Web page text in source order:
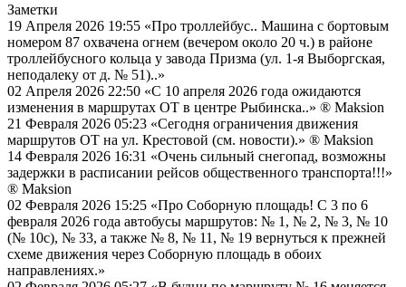
Заметки
19 Апреля 2026 19:55 «Про троллейбус.. Машина с бортовым
номером 87 охвачена огнем (вечером около 20 ч.) в районе
троллейбусного кольца у завода Призма (ул. 1-я Выборгская,
неподалеку от д. № 51)..»
02 Апреля 2026 22:50 «С 10 апреля 2026 года ожидаются
изменения в маршрутах ОТ в центре Рыбинска..» ® Maksion
21 Февраля 2026 05:23 «Сегодня ограничения движения
маршрутов ОТ на ул. Крестовой (см. новости).» ® Maksion
14 Февраля 2026 16:31 «Очень сильный снегопад, возможны
задержки в расписании рейсов общественного транспорта!!!»
® Maksion
02 Февраля 2026 15:25 «Про Соборную площадь! С 3 по 6
февраля 2026 года автобусы маршрутов: № 1, № 2, № 3, № 10
(№ 10с), № 33, а также № 8, № 11, № 19 вернуться к прежней
схеме движения через Соборную площадь в обоих
направлениях.»